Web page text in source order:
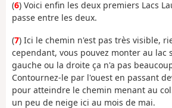
(6) Voici enfin les deux premiers Lacs
passe entre les deux.
(7) Ici le chemin n'est pas très visible,
cependant, vous pouvez monter au lac
gauche ou la droite ça n'a pas
Contournez-le par l'ouest en passant
pour atteindre le chemin menant au
un peu de neige ici au mois de mai.